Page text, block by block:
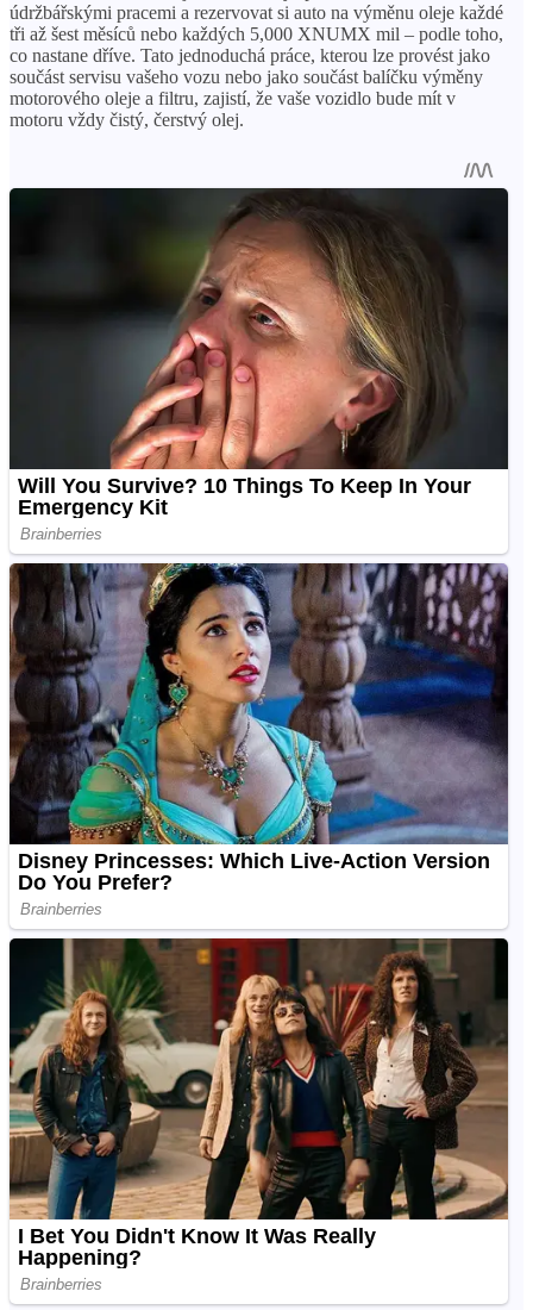
údržbářskými pracemi a rezervovat si auto na výměnu oleje každé
tři až šest měsíců nebo každých 5,000 XNUMX mil – podle toho,
co nastane dříve. Tato jednoduchá práce, kterou lze provést jako
součást servisu vašeho vozu nebo jako součást balíčku výměny
motorového oleje a filtru, zajistí, že vaše vozidlo bude mít v
motoru vždy čistý, čerstvý olej.